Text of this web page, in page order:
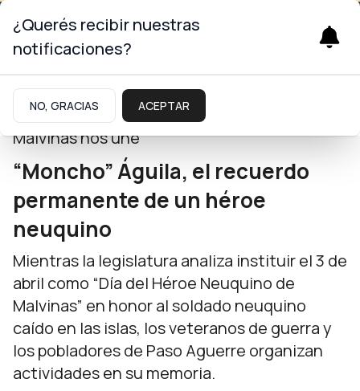
Neuquinidad
Malvinas nos une
“Moncho” Águila, el recuerdo
permanente de un héroe
neuquino
Mientras la legislatura analiza instituir el 3 de
abril como “Día del Héroe Neuquino de
Malvinas” en honor al soldado neuquino
caído en las islas, los veteranos de guerra y
los pobladores de Paso Aguerre organizan
actividades en su memoria.
¿Querés recibir nuestras
notificaciones?
NO, GRACIAS ACEPTAR